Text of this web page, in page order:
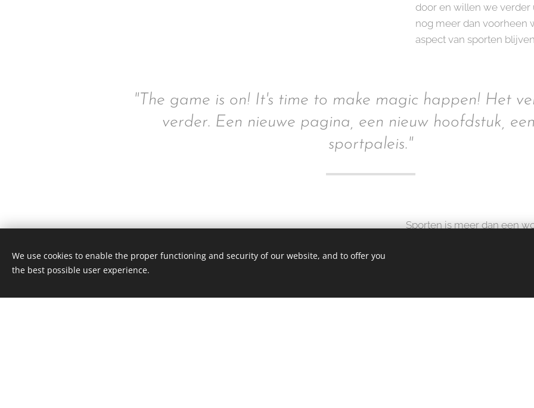
door en willen we verder
nog meer dan voorheen
aspect van sporten
"The game is on! It's time to make magic happen! Het
verder. Een nieuwe pagina, een nieuw hoofdstuk,
sportpaleis."
Sporten is meer dan een
We use cookies to enable the proper functioning and security of our website, and to offer you
the best possible user experience.